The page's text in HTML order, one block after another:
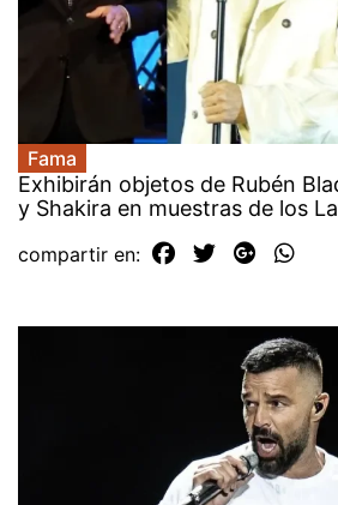
Fama
Exhibirán objetos de Rubén
y Shakira en muestras de los
compartir en: